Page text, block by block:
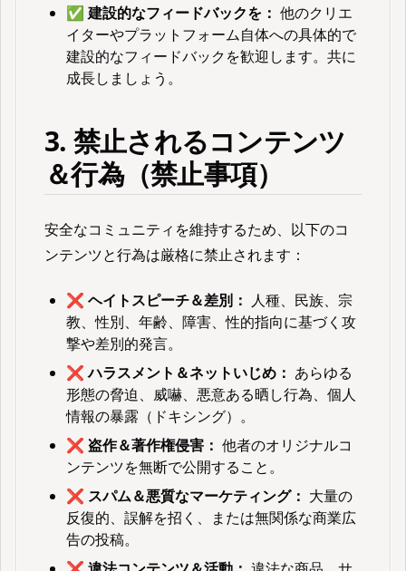
✅ 建設的なフィードバックを： 他のクリエ
イターやプラットフォーム自体への具体的で
建設的なフィードバックを歓迎します。共に
成長しましょう。
3. 禁止されるコンテンツ
＆行為（禁止事項）
安全なコミュニティを維持するため、以下のコ
ンテンツと行為は厳格に禁止されます：
❌ ヘイトスピーチ＆差別： 人種、民族、宗
教、性別、年齢、障害、性的指向に基づく攻
撃や差別的発言。
❌ハラスメント＆ネットいじめ： あらゆる
形態の脅迫、威嚇、悪意ある晒し行為、個人
情報の暴露（ドキシング）。
❌ 盗作＆著作権侵害： 他者のオリジナルコ
ンテンツを無断で公開すること。
❌ スパム＆悪質なマーケティング： 大量の
反復的、誤解を招く、または無関係な商業広
告の投稿。